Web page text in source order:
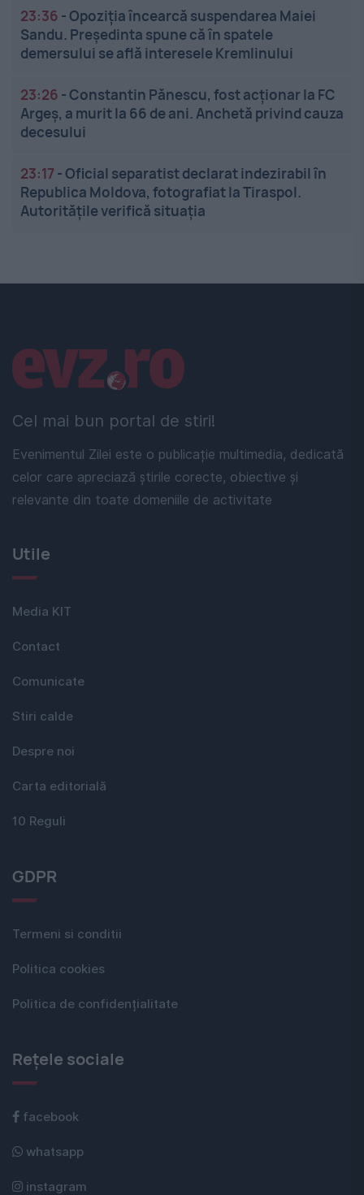
23:36 -Opoziția încearcă suspendarea Maiei
Sandu. Președinta spune că în spatele
demersului se află interesele Kremlinului
23:26 -Constantin Pănescu, fost acționar la FC
Argeș, a murit la 66 de ani. Anchetă privind cauza
decesului
23:17 -Oficial separatist declarat indezirabil în
Republica Moldova, fotografiat la Tiraspol.
Autoritățile verifică situația
Cel mai bun portal de stiri!
Evenimentul Zilei este o publicație multimedia, dedicată
celor care apreciază știrile corecte, obiective și
relevante din toate domeniile de activitate
Linkuri utile
Utile
Media KIT
Contact
Comunicate
Stiri calde
Despre noi
Carta editorială
10 Reguli
GDPR
Termeni si conditii
Politica cookies
Politica de confidențialitate
Rețele sociale
facebook
whatsapp
instagram